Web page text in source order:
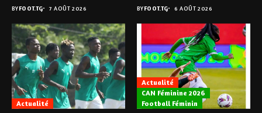
BYFOOT.TG 7 AOÛT 2026 BYFOOT.TG 6 AOÛT 2026
Actualité
Actualité
CAN Féminine 2026
Football Féminin